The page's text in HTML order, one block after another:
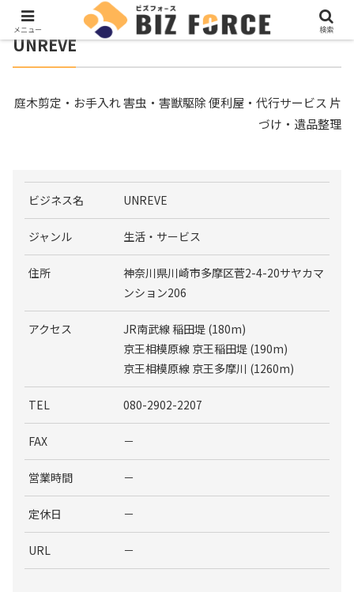
UNREVE
庭木剪定・お手入れ 害虫・害獣駆除 便利屋・代行サービス 片
づけ・遺品整理
ビジネス名 UNREVE
ジャンル 生活・サービス
住所
神奈川県川崎市多摩区菅2-4-20サヤカマ
ンション206
アクセス
JR南武線 稲田堤 (180m)
京王相模原線 京王稲田堤 (190m)
京王相模原線 京王多摩川 (1260m)
TEL 080-2902-2207
FAX －
営業時間 －
定休日 －
URL －
メニュー 検索